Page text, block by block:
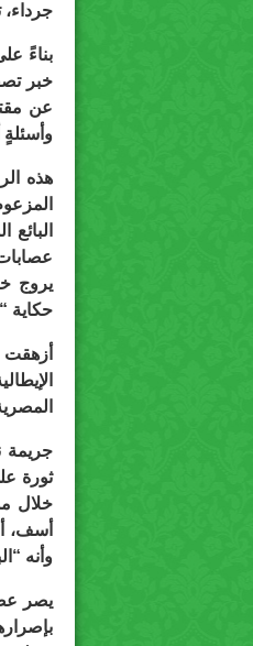
جرداء،
بناءً
خبر
عن
هذه
يروج
حكاية
جريمة
ثورة
خلال
أسف،
وأنه
يصر